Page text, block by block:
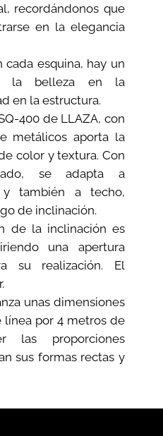
recordándonos que
en la elegancia
esquina, hay un
la belleza en la
en la estructura.
400 de LLAZA, con
metálicos aporta la
color y textura. Con
se adapta a
y también a techo,
de inclinación.
de la inclinación es
una apertura
su realización. El
unas dimensiones
por 4 metros de
las proporciones
sus formas rectas y